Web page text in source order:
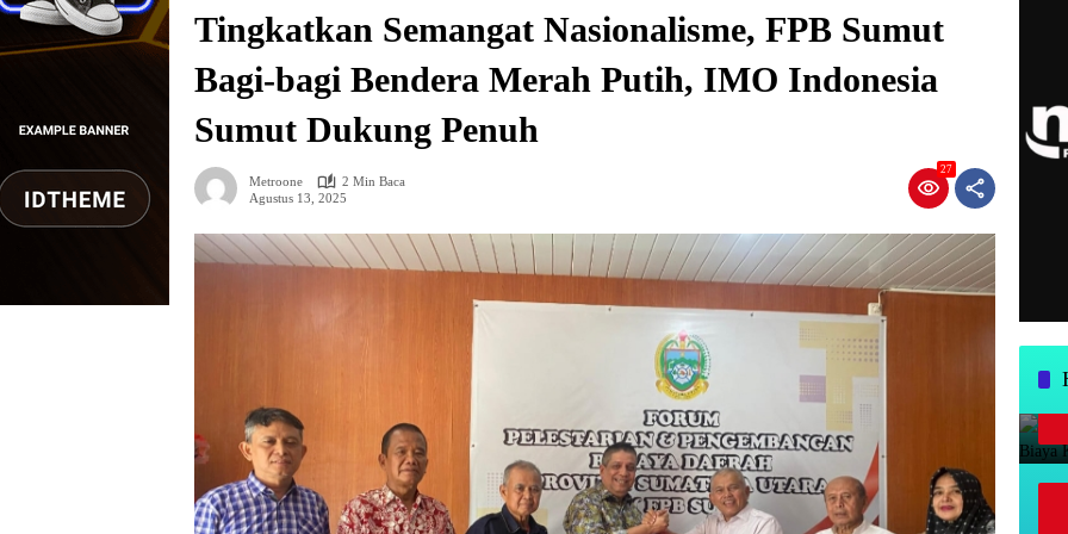
Tingkatkan Semangat Nasionalisme, FPB Sumut
Bagi-bagi Bendera Merah Putih, IMO Indonesia
Sumut Dukung Penuh
Metroone
2 Min Baca
Agustus 13, 2025
27